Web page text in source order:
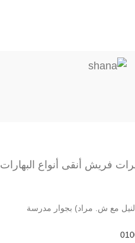
فريش أنقى أنواع البهارات
مع ش. مراد) بجوار مدرسة